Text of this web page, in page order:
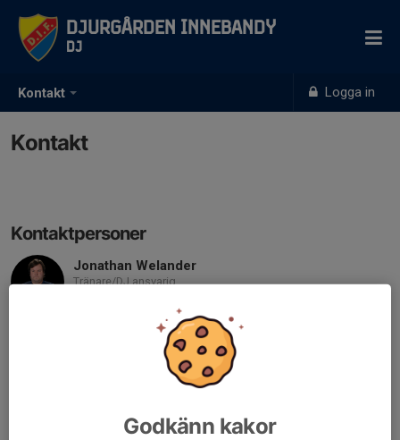
Kontakt Logga in
Djurgården Innebandy
DJ
Kontakt
Kontaktpersoner
Jonathan Welander
Tränare/DJ ansvarig
jonathan.welander@difibs.se
Godkänn kakor